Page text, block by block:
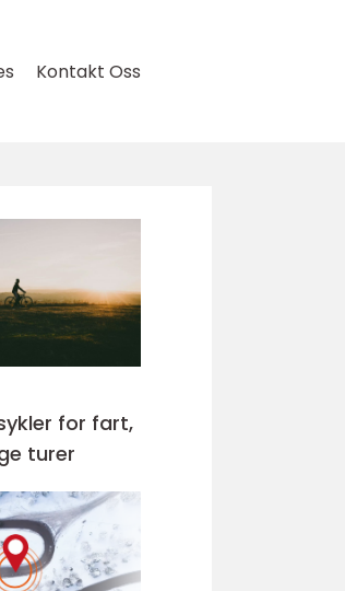
Kontakt Oss
for fart,
turer